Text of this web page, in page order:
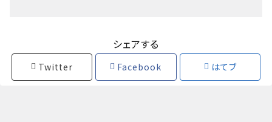
シェアする
Twitter Facebook はてブ